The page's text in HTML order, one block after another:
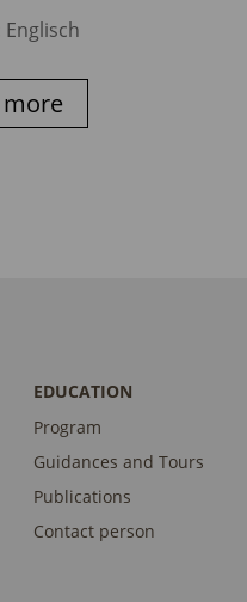
Englisch
EDUCATION
Program
Guidances and Tours
Publications
Contact person